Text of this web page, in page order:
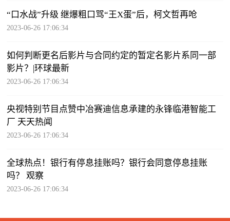
“口水战”升级 继爆粗口骂“王X蛋”后，柯文哲再呛
2023-06-26 17:06:34
如何判断更名后影片与合同约定的暂定名影片系同一部
影片？|环球最新
2023-06-26 17:06:34
央视特别节目点赞中冶赛迪信息承建的永锋临港智能工
厂 天天热闻
2023-06-26 17:06:34
全球热点！银行有停息挂账吗？银行会同意停息挂账
吗？ 观察
2023-06-26 17:06:34